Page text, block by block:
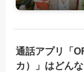
通話アプリ「
カ）」はどん